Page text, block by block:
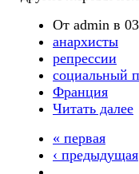
От admin в
анархисты
репрессии
социальный
Франция
Читать далее
« первая
‹ предыдущая